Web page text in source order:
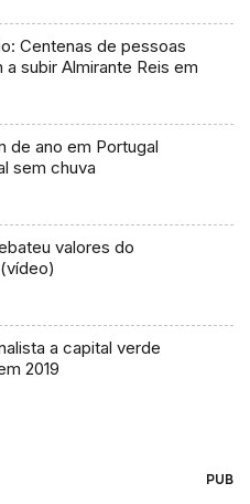
Centenas de pessoas
subir Almirante Reis em
de ano em Portugal
sem chuva
valores do
a capital verde
2019
PUB